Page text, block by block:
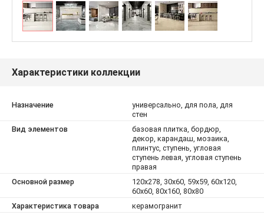
Характеристики коллекции
Назначение
универсально, для пола, для
стен
Вид элементов
базовая плитка, бордюр,
декор, карандаш, мозаика,
плинтус, ступень, угловая
ступень левая, угловая ступень
правая
Основной размер
120x278, 30x60, 59x59, 60x120,
60x60, 80x160, 80x80
Характеристика товара
керамогранит